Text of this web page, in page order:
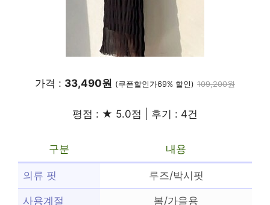
가격 : 33,490원 (쿠폰할인가69% 할인) 109,200원
평점 : ★ 5.0점 | 후기 : 4건
구분 내용
의류 핏 루즈/박시핏
사용계절 봄/가을용